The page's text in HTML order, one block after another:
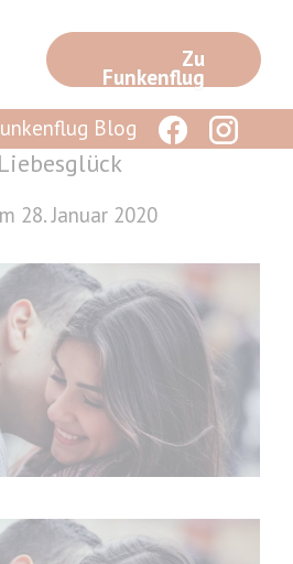
Zu
Funkenflug
Blog
28. Januar 2020